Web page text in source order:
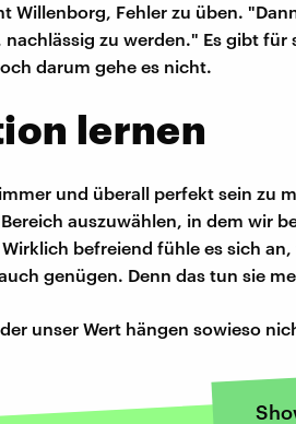
Willenborg, Fehler zu üben.
zu werden." Es gibt für
darum gehe es nicht.
lernen
und überall perfekt sein zu
auszuwählen, in dem wir
befreiend fühle es sich
genügen. Denn das tun sie
unser Wert hängen sowieso